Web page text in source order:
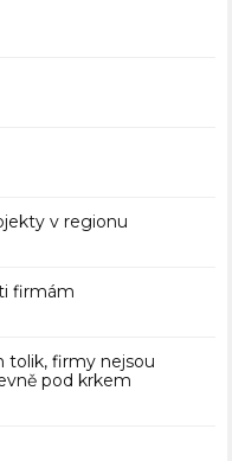
v regionu
firmám
tolik, firmy nejsou
pod krkem